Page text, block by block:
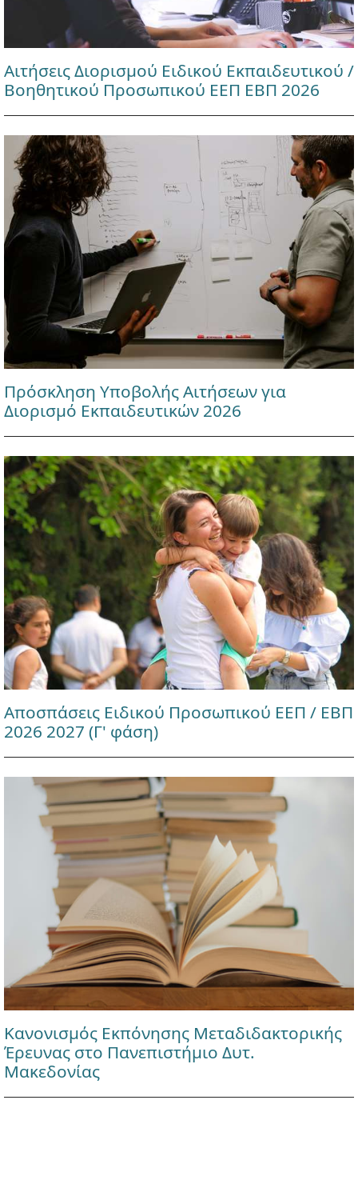
Αιτήσεις Διορισμού Ειδικού Εκπαιδευτικού /
Βοηθητικού Προσωπικού ΕΕΠ ΕΒΠ 2026
Πρόσκληση Υποβολής Αιτήσεων για
Διορισμό Εκπαιδευτικών 2026
Αποσπάσεις Ειδικού Προσωπικού ΕΕΠ / ΕΒΠ
2026 2027 (Γ' φάση)
Κανονισμός Εκπόνησης Μεταδιδακτορικής
Έρευνας στο Πανεπιστήμιο Δυτ.
Μακεδονίας